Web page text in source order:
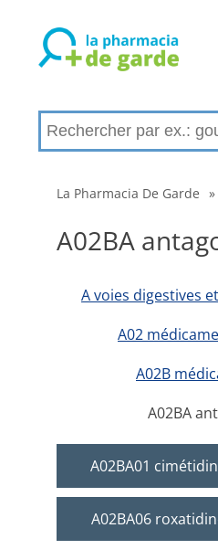
La Pharmacia De Garde »
A02BA
A voies digestives
A02
A02B
A02BA
A02BA01
A02BA06